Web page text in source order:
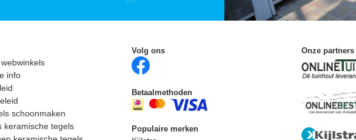
info
schoonmaken
keramische tegels
Volg ons
Betaalmethoden
Populaire merken
Onze partners